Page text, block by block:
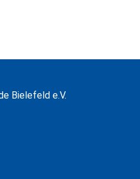
Bielefeld e.V.